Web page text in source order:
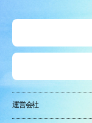
運営会社